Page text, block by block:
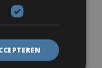
3 dagen